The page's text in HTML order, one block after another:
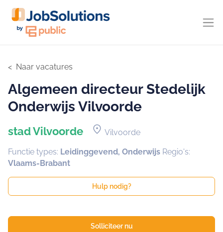
Naar vacatures
Algemeen directeur Stedelijk
Onderwijs Vilvoorde
stad Vilvoorde location_on Vilvoorde
Functie types: Leidinggevend, Onderwijs Regio's:
Vlaams-Brabant
Hulp nodig?
Solliciteer nu